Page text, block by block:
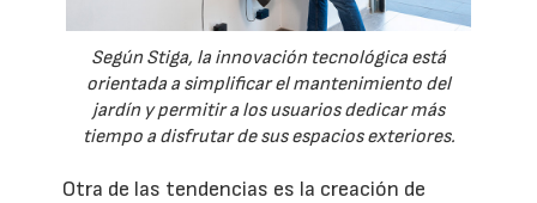
Según Stiga, la innovación tecnológica está
orientada a simplificar el mantenimiento del
jardín y permitir a los usuarios dedicar más
tiempo a disfrutar de sus espacios exteriores.
Otra de las tendencias es la creación de